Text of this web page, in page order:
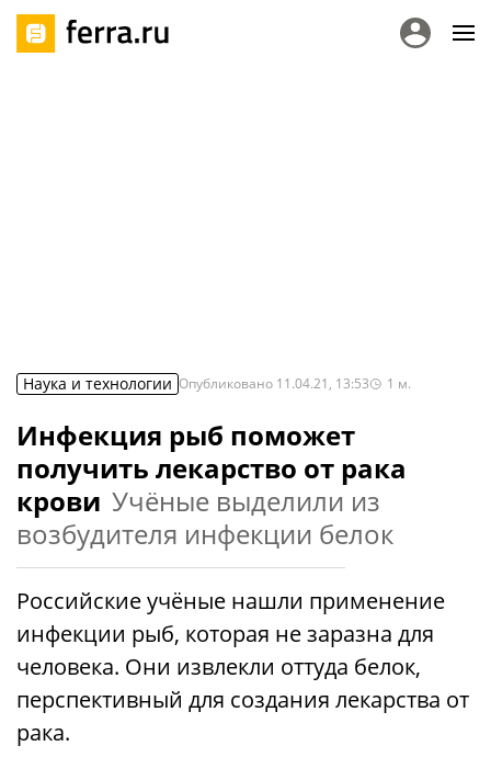
Наука и технологии Опубликовано 11.04.21, 13:53 1 м.
Инфекция рыб поможет
получить лекарство от рака
крови Учёные выделили из
возбудителя инфекции белок
Российские учёные нашли применение
инфекции рыб, которая не заразна для
человека. Они извлекли оттуда белок,
перспективный для создания лекарства от
рака.